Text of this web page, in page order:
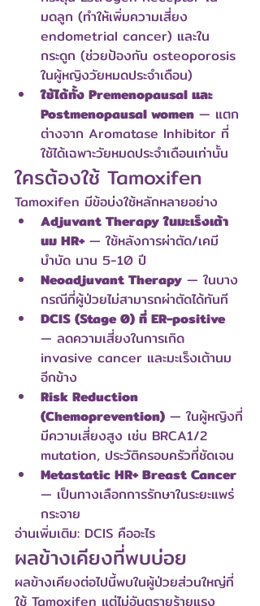
มดลูก (ทำให้เพิ่มความเสี่ยง
endometrial cancer) และใน
กระดูก (ช่วยป้องกัน osteoporosis
ในผู้หญิงวัยหมดประจำเดือน)
ใช้ได้ทั้ง Premenopausal และ
Postmenopausal women — แตก
ต่างจาก Aromatase Inhibitor ที่
ใช้ได้เฉพาะวัยหมดประจำเดือนเท่านั้น
ใครต้องใช้ Tamoxifen
Tamoxifen มีข้อบ่งใช้หลักหลายอย่าง
Adjuvant Therapy ในมะเร็งเต้า
นม HR+ — ใช้หลังการผ่าตัด/เคมี
บำบัด นาน 5-10 ปี
Neoadjuvant Therapy — ในบาง
กรณีที่ผู้ป่วยไม่สามารถผ่าตัดได้ทันที
DCIS (Stage 0) ที่ ER-positive
— ลดความเสี่ยงในการเกิด
invasive cancer และมะเร็งเต้านม
อีกข้าง
Risk Reduction
(Chemoprevention) — ในผู้หญิงที่
มีความเสี่ยงสูง เช่น BRCA1/2
mutation, ประวัติครอบครัวที่ชัดเจน
Metastatic HR+ Breast Cancer
— เป็นทางเลือกการรักษาในระยะแพร่
กระจาย
อ่านเพิ่มเติม: DCIS คืออะไร
ผลข้างเคียงที่พบบ่อย
ผลข้างเคียงต่อไปนี้พบในผู้ป่วยส่วนใหญ่ที่
ใช้ Tamoxifen แต่ไม่อันตรายร้ายแรง